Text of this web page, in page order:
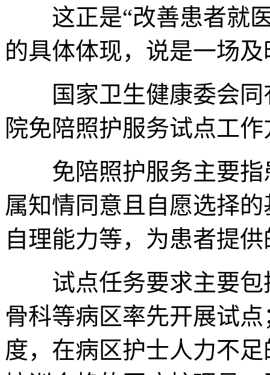
这正是“改善患者就医
的具体体现，说是一场
国家卫生健康委会同
院免陪照护服务试点工
免陪照护服务主要指
属知情同意且自愿选择
自理能力等，为患者提
试点任务要求主要包
骨科等病区率先开展试
度，在病区护士人力不